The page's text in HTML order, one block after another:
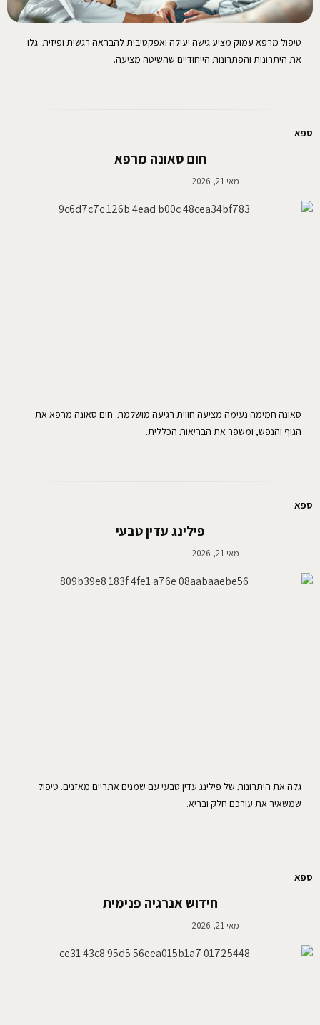
טיפול מרפא עמוק מציע גישה יעילה ואפקטיבית להבראה רגשית ופיזית. גלו
את היתרונות והפתרונות הייחודיים שהשיטה מציעה.
ספא
חום סאונה מרפא
מאי 21, 2026
סאונה חמימה נעימה מציעה חווית רגיעה מושלמת. חום סאונה מרפא את
הגוף והנפש, ומשפר את הבריאות הכללית.
ספא
פילינג עדין טבעי
מאי 21, 2026
גלה את היתרונות של פילינג עדין טבעי עם שמנים אתריים מאזנים. טיפול
שמשאיר את עורכם חלק ובריא.
ספא
חידוש אנרגיה פנימית
מאי 21, 2026